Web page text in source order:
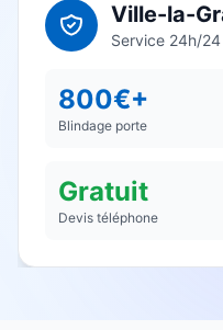
Ville-la-
Service 24h/
800€+
Blindage porte
Gratuit
Devis téléphone